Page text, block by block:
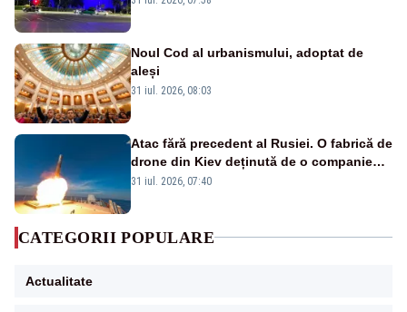
Noul Cod al urbanismului, adoptat de
aleși
31 iul. 2026, 08:03
Atac fără precedent al Rusiei. O fabrică de
drone din Kiev deținută de o companie
americană, distrusă de o rachetă
31 iul. 2026, 07:40
CATEGORII POPULARE
Actualitate